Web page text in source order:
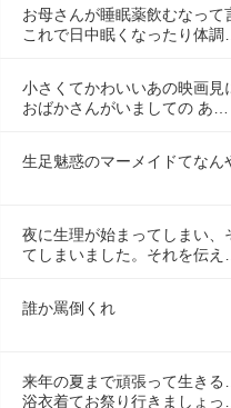
お母さんが睡眠薬飲むなって
これで日中眠くなったり体調…
小さくてかわいいあの映画見
おばかさんがいましての あ…
生足魅惑のマーメイドてなん
夜に生理が始まってしまい、
てしまいました。それを伝え…
誰か罵倒くれ
来年の夏まで頑張って生き
浴衣着てお祭り行きましょっ…